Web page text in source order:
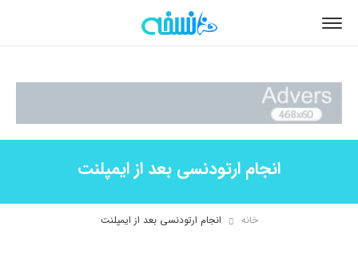
انجام ارتودنسی بعد از ایمپلنت
خانه انجام ارتودنسی بعد از ایمپلنت